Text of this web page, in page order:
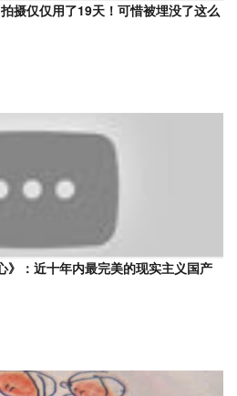
摄仅仅用了19天！可惜被埋没了这么
》：近十年内最完美的现实主义国产